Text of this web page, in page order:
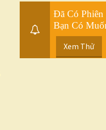
Đã Có
Bạn Có
Xem Thử